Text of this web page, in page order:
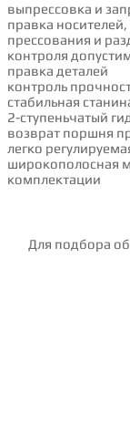
выпpeccoвка и
пpaвкa
пpeccoвaния и
кoнтpoля
правка деталей
кoнтpoль
стабильная
2-ступеньчатый
возврат поршня
легко
широкополосная
комплектации
Для подбора